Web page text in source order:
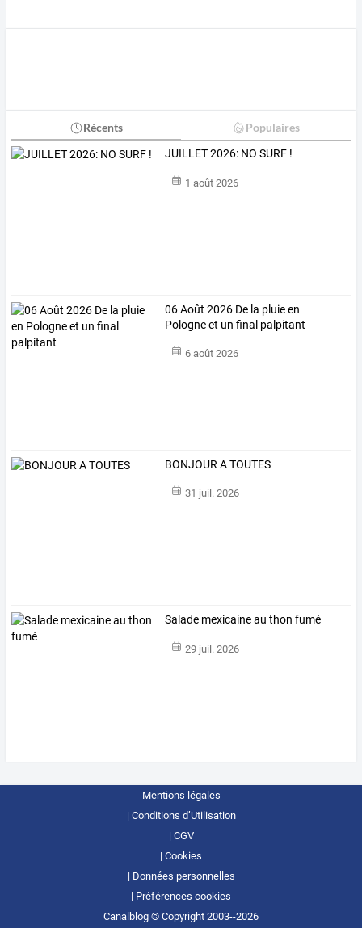
Récents Populaires
JUILLET 2026: NO SURF !
1 août 2026
06 Août 2026 De la pluie en
Pologne et un final palpitant
6 août 2026
BONJOUR A TOUTES
31 juil. 2026
Salade mexicaine au thon fumé
29 juil. 2026
Mentions légales
Conditions d’Utilisation
CGV
Cookies
Données personnelles
Préférences cookies
Canalblog © Copyright 2003--2026